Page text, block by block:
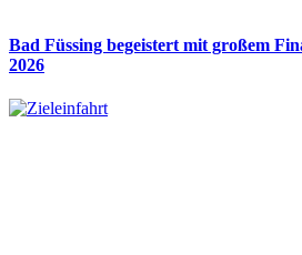
Bad Füssing begeistert mit großem
2026